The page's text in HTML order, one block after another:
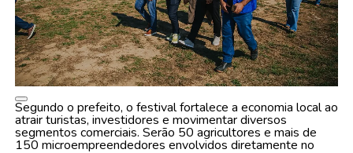
Segundo o prefeito, o festival fortalece a economia local ao
atrair turistas, investidores e movimentar diversos
segmentos comerciais. Serão 50 agricultores e mais de
150 microempreendedores envolvidos diretamente no